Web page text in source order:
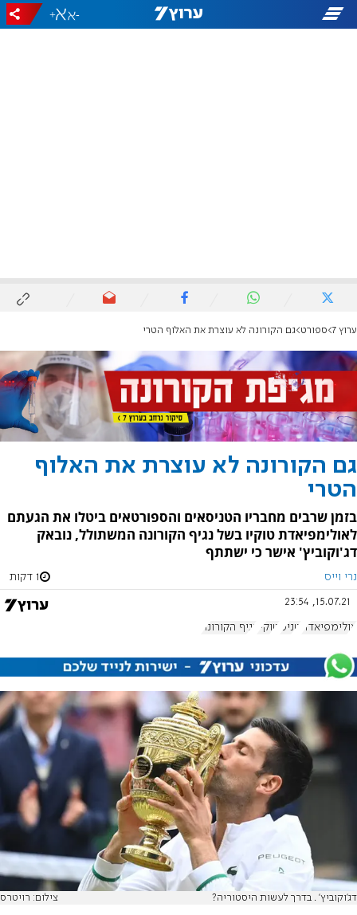
-
+
ערוץ 7 ספורט גם הקורונה לא עוצרת את האלוף הטרי
גם הקורונה לא עוצרת את האלוף
הטרי
בזמן שרבים מחבריו הטניסאים והספורטאים ביטלו את הגעתם
לאולימפיאדת טוקיו בשל נגיף הקורונה המשתולל, נובאק
דג'וקוביץ' אישר כי ישתתף
נרי וייס 1 דקות
15.07.21, 23:54
אולימפיאדה טניס טוקיו נגיף הקורונה
דג'וקוביץ' . בדרך לעשות היסטוריה? צילום: רויטרס